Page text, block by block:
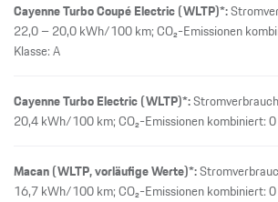
Cayenne Turbo Coupé Electric (WLTP)*:
22,0 – 20,0 kWh/100 km; CO₂-Emissionen
Klasse: A
Cayenne Turbo Electric (WLTP)*:
20,4 kWh/100 km; CO₂-Emissionen kombiniert:
Macan (WLTP, vorläufige Werte)*:
16,7 kWh/100 km; CO₂-Emissionen kombiniert: